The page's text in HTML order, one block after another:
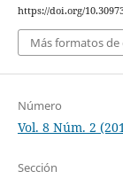
https://doi.org/
Más formatos de
Número
Vol. 8 Núm. 2
Sección